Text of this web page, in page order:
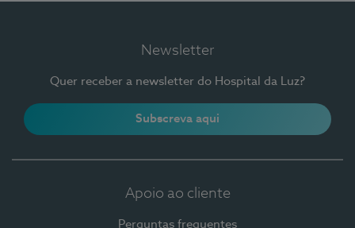
Newsletter
Quer receber a newsletter do Hospital da Luz?
Subscreva aqui
Apoio ao cliente
Perguntas frequentes